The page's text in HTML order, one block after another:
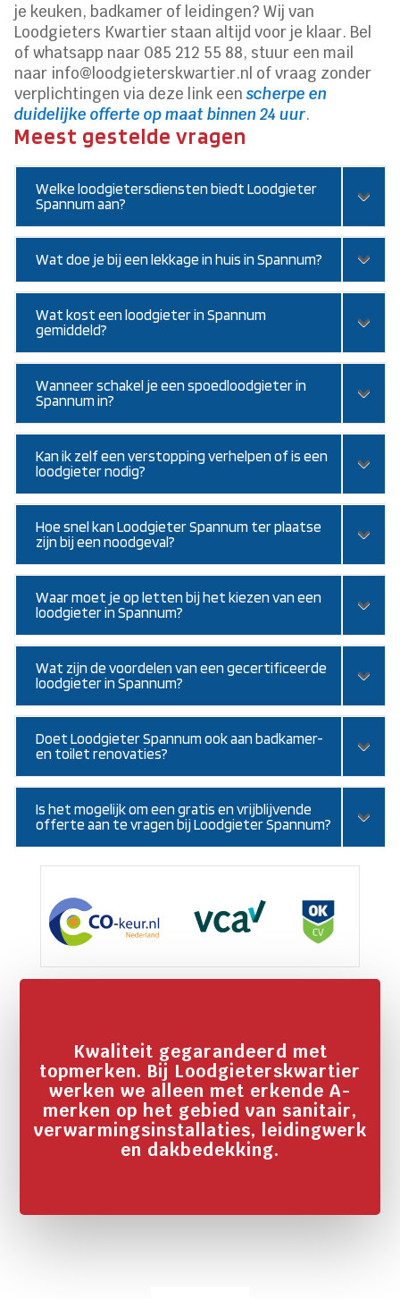
je keuken, badkamer of leidingen? Wij van
Loodgieters Kwartier staan altijd voor je klaar. Bel
of whatsapp naar 085 212 55 88, stuur een mail
naar info@loodgieterskwartier.nl of vraag zonder
verplichtingen via deze link eenscherpe en
duidelijke offerte op maat binnen 24 uur.
Meest gestelde vragen
Welke loodgietersdiensten biedt Loodgieter
Spannum aan?
Wat doe je bij een lekkage in huis in Spannum?
Wat kost een loodgieter in Spannum
gemiddeld?
Wanneer schakel je een spoedloodgieter in
Spannum in?
Kan ik zelf een verstopping verhelpen of is een
loodgieter nodig?
Hoe snel kan Loodgieter Spannum ter plaatse
zijn bij een noodgeval?
Waar moet je op letten bij het kiezen van een
loodgieter in Spannum?
Wat zijn de voordelen van een gecertificeerde
loodgieter in Spannum?
Doet Loodgieter Spannum ook aan badkamer-
en toilet renovaties?
Is het mogelijk om een gratis en vrijblijvende
offerte aan te vragen bij Loodgieter Spannum?
Kwaliteit gegarandeerd met
topmerken. Bij Loodgieterskwartier
werken we alleen met erkende A-
merken op het gebied van sanitair,
verwarmingsinstallaties, leidingwerk
en dakbedekking.